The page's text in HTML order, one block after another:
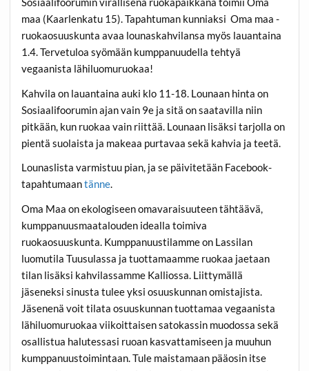
maa (Kaarlenkatu 15). Tapahtuman kunniaksiOma maa -
ruokaosuuskunta avaa lounaskahvilansa myös lauantaina
1.4. Tervetuloa syömään kumppanuudella tehtyä
vegaanista lähiluomuruokaa!
Kahvila on lauantaina auki klo 11-18. Lounaan hinta on
Sosiaalifoorumin ajan vain 9e ja sitä on saatavilla niin
pitkään, kun ruokaa vain riittää. Lounaan lisäksi tarjolla on
pientä suolaista ja makeaa purtavaa sekä kahvia ja teetä.
Lounaslista varmistuu pian, ja se päivitetään Facebook-
tapahtumaantänne.
Oma Maa on ekologiseen omavaraisuuteen tähtäävä,
kumppanuusmaatalouden idealla toimiva
ruokaosuuskunta. Kumppanuustilamme on Lassilan
luomutila Tuusulassa ja tuottamaamme ruokaa jaetaan
tilan lisäksi kahvilassamme Kalliossa. Liittymällä
jäseneksi sinusta tulee yksi osuuskunnan omistajista.
Jäsenenä voit tilata osuuskunnan tuottamaa vegaanista
lähiluomuruokaa viikoittaisen satokassin muodossa sekä
osallistua halutessasi ruoan kasvattamiseen ja muuhun
kumppanuustoimintaan. Tule maistamaan pääosin itse